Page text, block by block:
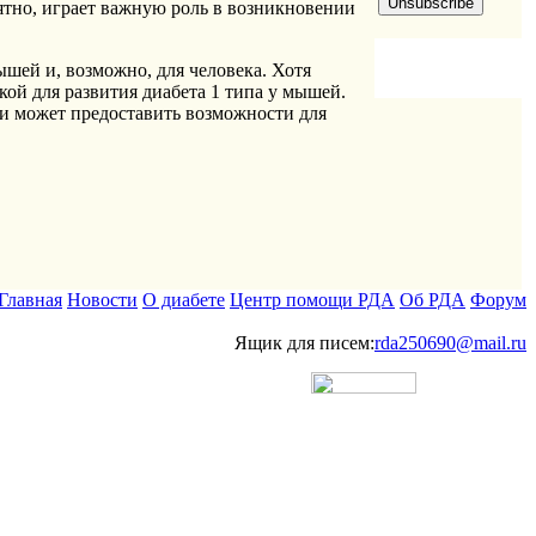
играет важную роль в возникновении
и, возможно, для человека. Хотя
для развития диабета 1 типа у мышей.
предоставить возможности для
Новости О диабете Центр помощи РДА Об РДА Форум
Ящик для писем:rda250690@mail.ru